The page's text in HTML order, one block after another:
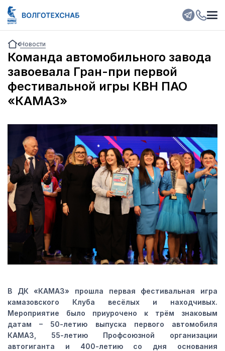
Новости
Команда автомобильного завода
завоевала Гран-при первой
фестивальной игры КВН ПАО
«КАМАЗ»
В ДК «КАМАЗ» прошла первая фестивальная игра
камазовского Клуба весёлых и находчивых.
Мероприятие было приурочено к трём знаковым
датам – 50-летию выпуска первого автомобиля
КАМАЗ, 55-летию Профсоюзной организации
автогиганта и 400-летию со дня основания